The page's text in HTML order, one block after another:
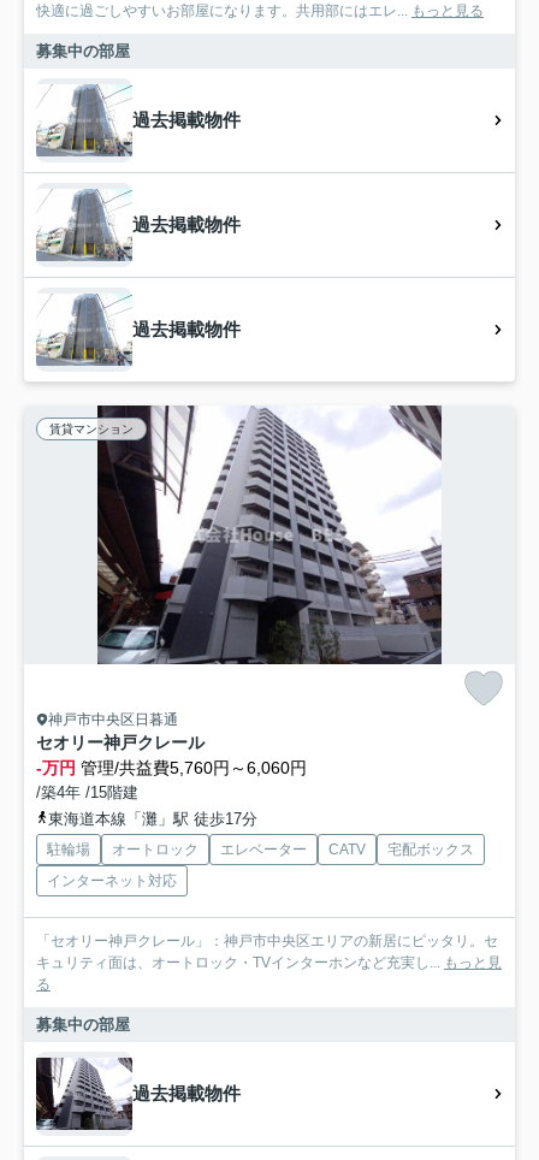
快適に過ごしやすいお部屋になります。共用部にはエレ... もっと見る
募集中の部屋
過去掲載物件
過去掲載物件
過去掲載物件
賃貸マンション
神戸市中央区日暮通
セオリー神戸クレール
-万円 管理/共益費5,760円～6,060円
/築4年 /15階建
東海道本線「灘」駅 徒歩17分
駐輪場 オートロック エレベーター CATV
宅配ボックス
インターネット対応
「セオリー神戸クレール」：神戸市中央区エリアの新居にピッタリ。セ
キュリティ面は、オートロック・TVインターホンなど充実し... もっと見
る
募集中の部屋
過去掲載物件